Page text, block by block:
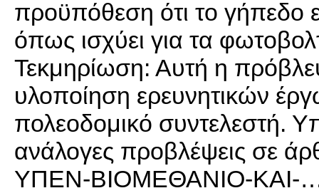
προϋπόθεση ότι το γήπεδο
όπως ισχύει για τα
Τεκμηρίωση: Αυτή η
υλοποίηση ερευνητικών
πολεοδομικό συντελεστή.
ανάλογες προβλέψεις σε
ΥΠΕΝ-ΒΙΟΜΕΘΑΝΙΟ-ΚΑΙ-